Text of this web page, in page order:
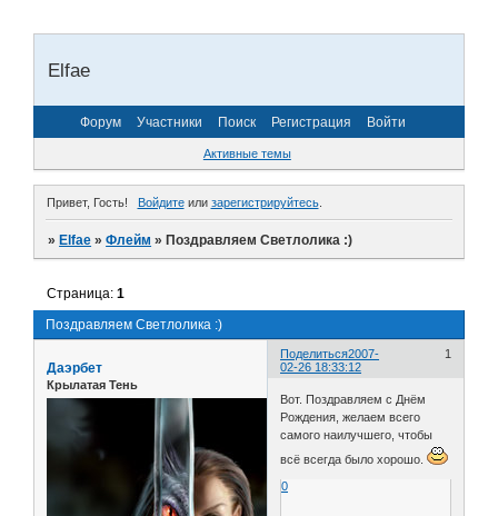
Elfae
Форум Участники Поиск Регистрация Войти
Активные темы
Привет, Гость! Войдитеили зарегистрируйтесь.
»Elfae »Флейм »Поздравляем Светлолика :)
Поздравляем Светлолика :)
Страница:1
Поделиться 1
2007-
02-26 18:33:12
Даэрбет
Крылатая Тень
Вот. Поздравляем с Днём
Рождения, желаем всего
самого наилучшего, чтобы
всё всегда было хорошо.
0